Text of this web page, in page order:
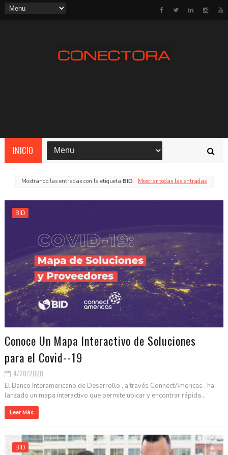
INICIO
Mostrando las entradas con la etiqueta BID. Mostrar todas las entradas
BID
Conoce Un Mapa Interactivo de Soluciones
para el Covid--19
4/28/2020
El Banco Interamericano de Desarrollo , a través ConnectAmericas , ha
lanzado un mapa interactivo que permite ubicar y encontrar rápida...
Leer Más
BID